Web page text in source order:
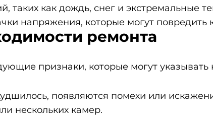
таких как дождь, снег и экстремальные
напряжения, которые могут
ремонта
признаки, которые могут
появляются помехи или
нескольких камер.